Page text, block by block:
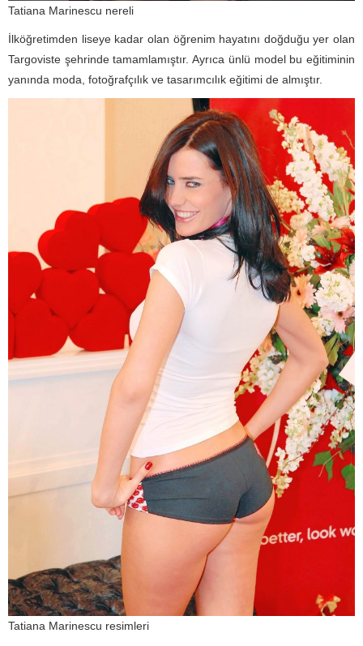
Tatiana Marinescu nereli
İlköğretimden liseye kadar olan öğrenim hayatını doğduğu yer olan
Targoviste şehrinde tamamlamıştır. Ayrıca ünlü model bu eğitiminin
yanında moda, fotoğrafçılık ve tasarımcılık eğitimi de almıştır.
Tatiana Marinescu resimleri